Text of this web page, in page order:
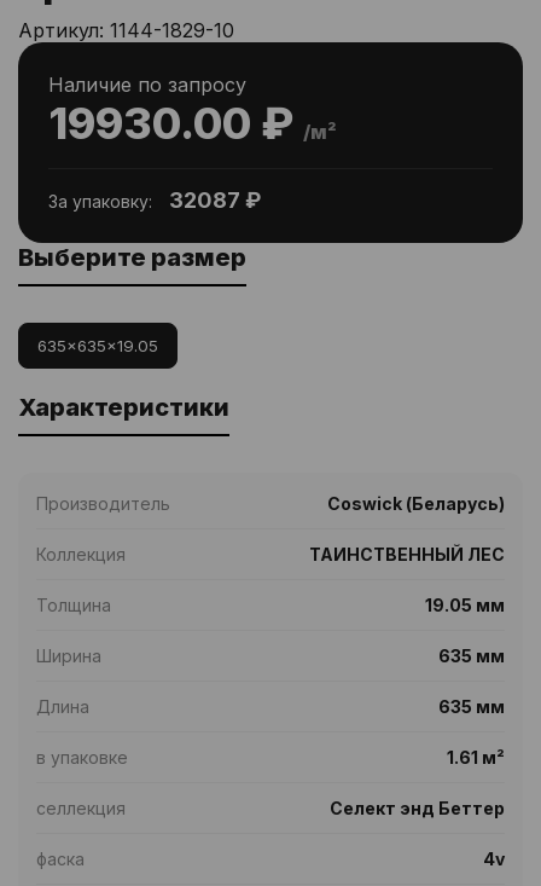
Артикул: 1144-1829-10
19930.00 ₽ /м²
Наличие по запросу
За упаковку: 32087 ₽
Выберите размер
635x635x19.05
Характеристики
Производитель Coswick (Беларусь)
Коллекция ТАИНСТВЕННЫЙ ЛЕС
Толщина 19.05 мм
Ширина 635 мм
Длина 635 мм
в упаковке 1.61 м²
селлекция Селект энд Беттер
фаска 4v